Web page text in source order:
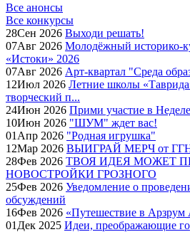
Все анонсы
Все конкурсы
28Сен 2026 Выходи решать!
07Авг 2026 Молодёжный историко-
«Истоки» 2026
07Авг 2026 Арт-квартал "Среда
12Июл 2026 Летние школы
творческий п...
24Июн 2026 Прими участие в
10Июн 2026 "ШУМ" ждет вас!
01 Апр 2026 "Родная игрушка"
12Мар 2026 ВЫИГРАЙ МЕРЧ от
28Фев 2026 ТВОЯ ИДЕЯ МОЖЕТ
НОВОСТРОЙКИ ГРОЗНОГО
25Фев 2026 Уведомление о
обсуждений
16Фев 2026 «Путешествие в
01 Дек 2025 Идеи, преображающие